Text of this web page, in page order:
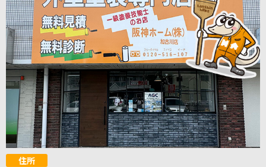
住所